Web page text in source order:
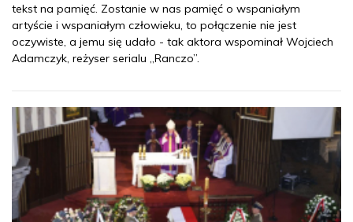
tekst na pamięć. Zostanie w nas pamięć o wspaniałym
artyście i wspaniałym człowieku, to połączenie nie jest
oczywiste, a jemu się udało - tak aktora wspominał Wojciech
Adamczyk, reżyser serialu „Ranczo”.